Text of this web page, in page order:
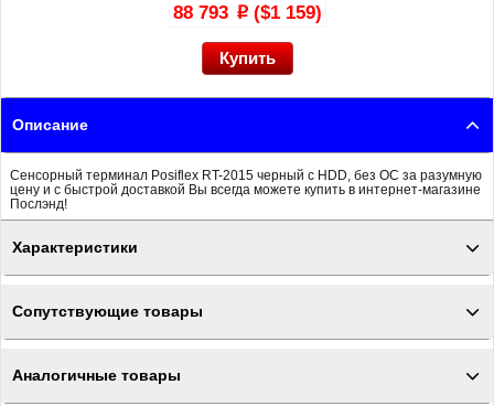
88 793 p($1 159)
Описание
Сенсорный терминал Posiflex RT-2015 черный c HDD, без ОС за разумную
цену и с быстрой доставкой Вы всегда можете купить в интернет-магазине
Послэнд!
Характеристики
Сопутствующие товары
Аналогичные товары